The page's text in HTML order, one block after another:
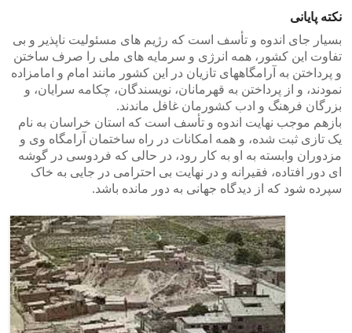
نکته پایانی
بسیار جای اندوه و تأسف است که رژیم های مسئولیت ناپذیر و بی
تفاوت این کشور، همه انرژی و سرمایه های ملی را صرف ساختن
و پرداختن به آرامگاههای تازیان در این کشور مانند امام و امامزاده
نمودند، و از پرداختن به قهرمانان، نویسندگان، چکامه سرایان، و
بزرگان فرهنگ و ادب کشورمان غافل ماندند.
بازهم موجب نهایت اندوه و تأسف است که استان خراسان به نام
یک تازی ثبت شده، و همه امکانات در راه ساختمان آرامگاه وی و
مزدوران وابسته به او به کار رود، در حالی که فردوسی در گوشه
ای دور افتاده، فقیرانه و در نهایت بی احترامی در جایی به خاک
سپرده شود که از دیدگاه جهانی به دور مانده باشد.